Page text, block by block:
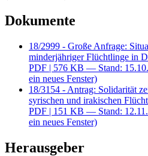
Dokumente
18/2999 - Große Anfrage:
minderjähriger Flüchtlinge in
PDF | 576 KB — Stand:
ein neues Fenster)
18/3154 - Antrag: Solidarität
syrischen und irakischen
PDF | 151 KB — Stand:
ein neues Fenster)
Herausgeber